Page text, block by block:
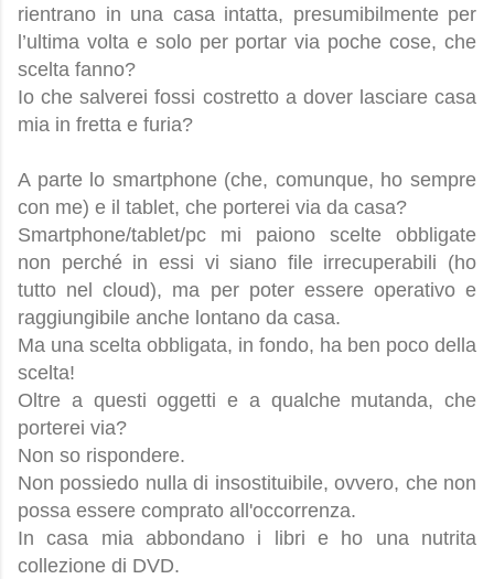
rientrano in una casa intatta, presumibilmente per
l’ultima volta e solo per portar via poche cose, che
scelta fanno?
Io che salverei fossi costretto a dover lasciare casa
mia in fretta e furia?
A parte lo smartphone (che, comunque, ho sempre
con me) e il tablet, che porterei via da casa?
Smartphone/tablet/pc mi paiono scelte obbligate
non perché in essi vi siano file irrecuperabili (ho
tutto nel cloud), ma per poter essere operativo e
raggiungibile anche lontano da casa.
Ma una scelta obbligata, in fondo, ha ben poco della
scelta!
Oltre a questi oggetti e a qualche mutanda, che
porterei via?
Non so rispondere.
Non possiedo nulla di insostituibile, ovvero, che non
possa essere comprato all'occorrenza.
In casa mia abbondano i libri e ho una nutrita
collezione di DVD.